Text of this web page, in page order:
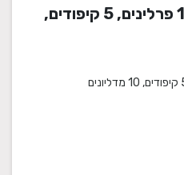
מארז חגיגי משולב - 15 פרלינים, 5 קיפודים,